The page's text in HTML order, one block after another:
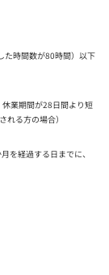
た時間数が80時間）以下
休業期間が28日間より短
る方の場合）
を経過する日までに、